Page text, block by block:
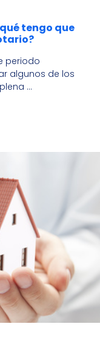
tengo que
periodo
algunos de los
...